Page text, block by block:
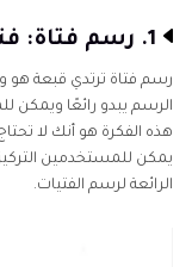
1. رسم فتاة: فتاة ترتدي قبعة
رسم فتاة ترتدي قبعة هو
الرسم يبدو رائعًا ويمكن
هذه الفكرة هو أنك لا
يمكن للمستخدمين
الرائعة لرسم الفتيات.